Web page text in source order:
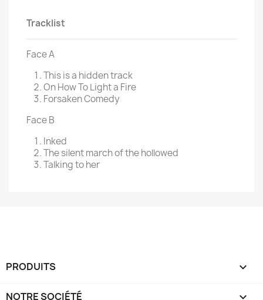
Tracklist
Face A
This is a hidden track
On How To Light a Fire
Forsaken Comedy
Face B
Inked
The silent march of the hollowed
Talking to her
PRODUITS 
NOTRE SOCIÉTÉ 